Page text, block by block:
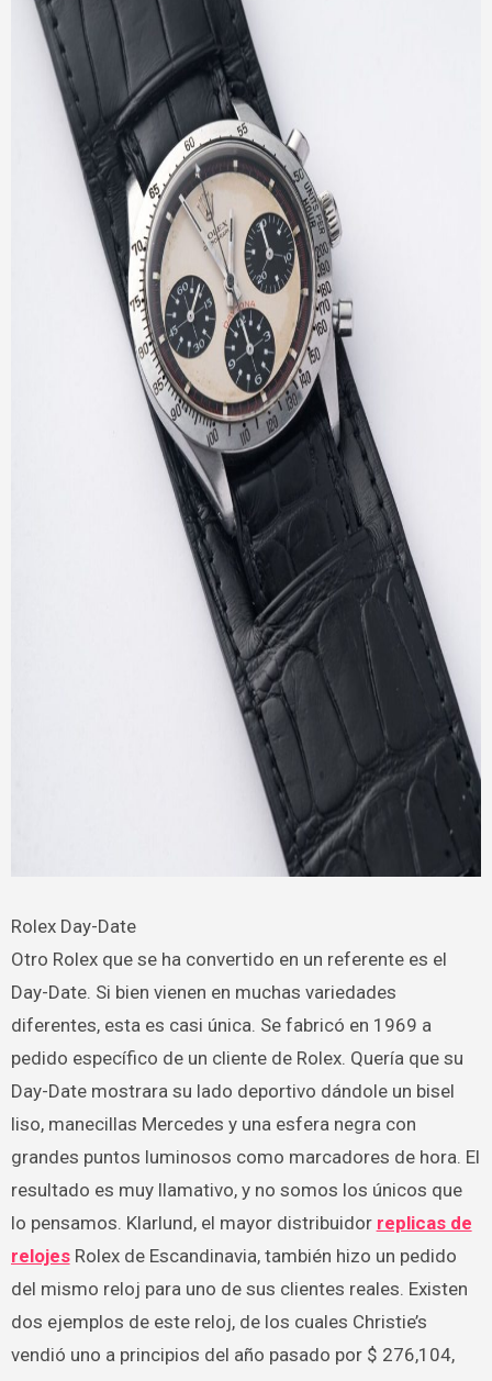
Rolex Day-Date
Otro Rolex que se ha convertido en un referente es el
Day-Date. Si bien vienen en muchas variedades
diferentes, esta es casi única. Se fabricó en 1969 a
pedido específico de un cliente de Rolex. Quería que su
Day-Date mostrara su lado deportivo dándole un bisel
liso, manecillas Mercedes y una esfera negra con
grandes puntos luminosos como marcadores de hora. El
resultado es muy llamativo, y no somos los únicos que
lo pensamos. Klarlund, el mayor distribuidor replicas de
relojesRolex de Escandinavia, también hizo un pedido
del mismo reloj para uno de sus clientes reales. Existen
dos ejemplos de este reloj, de los cuales Christie’s
vendió uno a principios del año pasado por $ 276,104,